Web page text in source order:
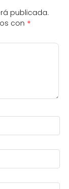
publicada.
con *